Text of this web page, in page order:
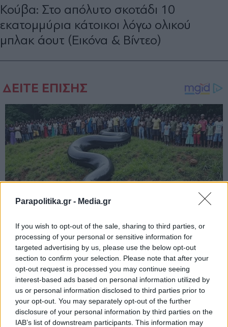
Parapolitika.gr - Media.gr
If you wish to opt-out of the sale, sharing to third parties, or
processing of your personal or sensitive information for
targeted advertising by us, please use the below opt-out
section to confirm your selection. Please note that after your
opt-out request is processed you may continue seeing
interest-based ads based on personal information utilized by
us or personal information disclosed to third parties prior to
your opt-out. You may separately opt-out of the further
disclosure of your personal information by third parties on the
IAB’s list of downstream participants. This information may
Κούβα: Στο απόλυτο σκοτάδι 10
εκατομμύρια κάτοικοι λόγω ολικού
μπλακ άουτ (Εικόνα & Βίντεο)